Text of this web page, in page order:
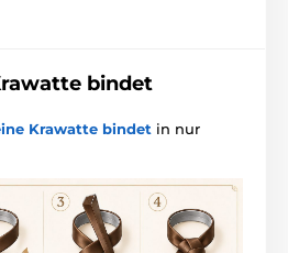
bindet
Krawatte bindet in nur